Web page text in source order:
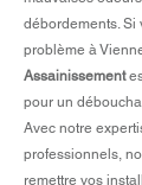
débordements. Si
problème à
Assainissement
pour un
Avec notre
professionnels,
remettre vos